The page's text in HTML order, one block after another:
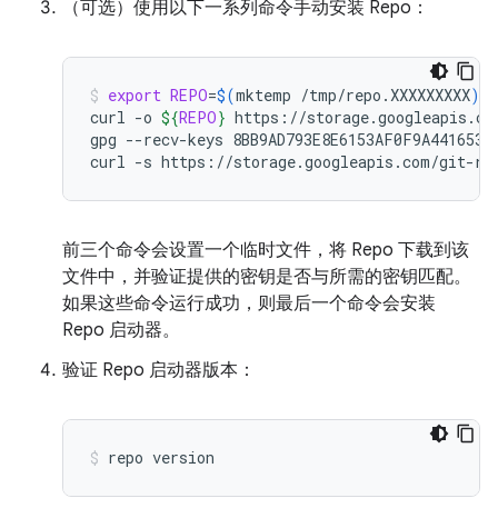
（可选）使用以下一系列命令手动安装 Repo：
export REPO=$(mktemp /tmp/repo.XXXXXXXXX)
curl -o ${REPO} https://
gpg --recv-keys
curl -s https://storage.googleapis.com/git-
前三个命令会设置一个临时文件，将 Repo 下载到该
文件中，并验证提供的密钥是否与所需的密钥匹配。
如果这些命令运行成功，则最后一个命令会安装
Repo 启动器。
验证 Repo 启动器版本：
repo version